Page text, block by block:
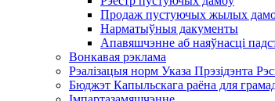
Продаж пустуючых жылых
Нарматыўныя дакументы
Апавяшчэнне аб наяўнасці
Вонкавая рэклама
Рэалізацыя норм Указа Прэзідэнта
Бюджэт Капыльскага раёна для